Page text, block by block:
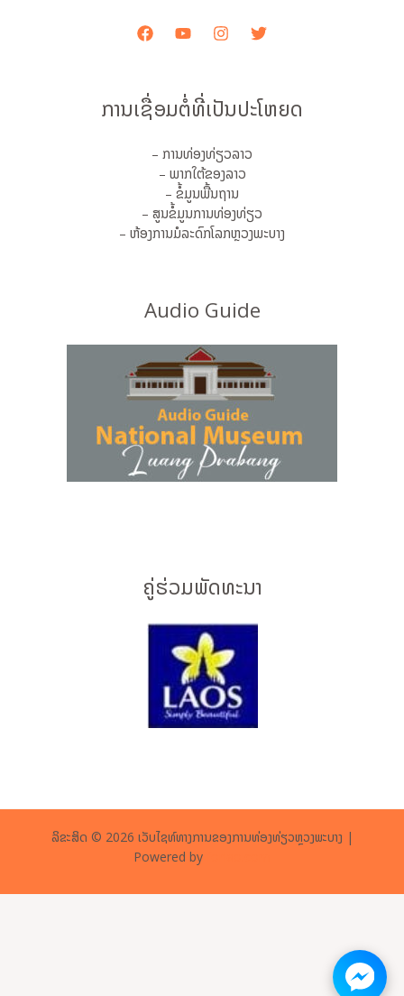
ການເຊື່ອມຕໍ່ທີ່ເປັນປະໂຫຍດ
– ການທ່ອງທ່ຽວລາວ
– ພາກໃຕ້ຂອງລາວ
– ຂໍ້ມູນພື້ນຖານ
– ສູນຂໍ້ມູນການທ່ອງທ່ຽວ
– ຫ້ອງການມໍລະດົກໂລກຫຼວງພະບາງ
Audio Guide
ຄູ່ຮ່ວມພັດທະນາ
ລິຂະສິດ © 2026 ເວັບໄຊທ໌ທາງການຂອງການທ່ອງທ່ຽວຫຼວງພະບາງ |
Powered by